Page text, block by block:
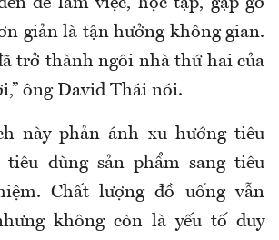
giản là tận hưởng không gian.
trở thành ngôi nhà thứ hai của
ông David Thái nói.
này phản ánh xu hướng tiêu
dùng sản phẩm sang tiêu
Chất lượng đồ uống vẫn
không còn là yếu tố duy